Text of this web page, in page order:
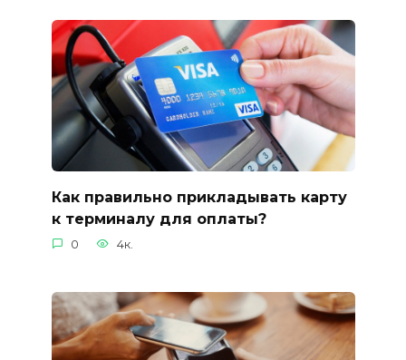
Как правильно прикладывать карту
к терминалу для оплаты?
0 4к.